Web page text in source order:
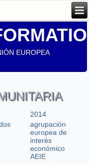
EUROPEA
2014
agrupación
europea de
interés
económico
AEIE